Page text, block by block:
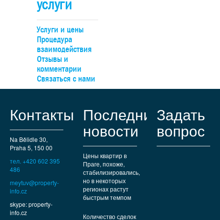
услуги
Услуги и цены
Процедура
взаимодействия
Отзывы и
комментарии
Связаться с нами
Контакты
Na Bělidle 30,
Praha 5, 150 00
тел. +420 602 395
486
meytuv@property-
info.cz
skype: property-
info.cz
Последние
новости
Цены квартир в
Праге, похоже,
стабилизировались,
но в некоторых
регионах растут
быстрым темпом
Количество сделок
Задать
вопрос